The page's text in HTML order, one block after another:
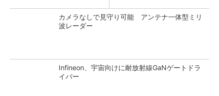
カメラなしで見守り可能 アンテナ一体型ミリ
波レーダー
Infineon、宇宙向けに耐放射線GaNゲートドラ
イバー